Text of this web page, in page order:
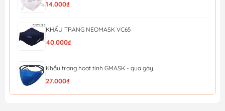
14.000₫
KHẨU TRANG NEOMASK VC65
40.000₫
Khẩu trang hoạt tính GMASK - qua gáy
27.000₫